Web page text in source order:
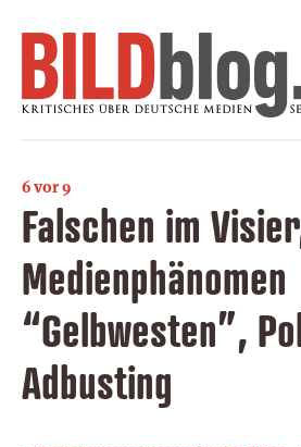
6 vor 9
Falschen im
Medienphänomen
“Gelbwesten”,
Adbusting